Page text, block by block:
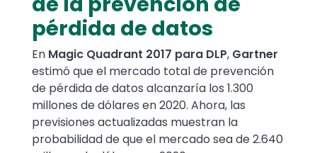
pérdida de datos
En Magic Quadrant 2017 para DLP, Gartner
estimó que el mercado total de prevención
de pérdida de datos alcanzaría los 1.300
millones de dólares en 2020. Ahora, las
previsiones actualizadas muestran la
probabilidad de que el mercado sea de 2.640